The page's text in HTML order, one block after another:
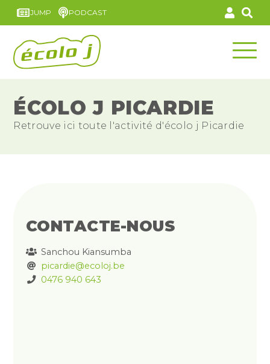
JUMP PODCAST
ÉCOLO J PICARDIE
Retrouve ici toute l'activité d'écolo j Picardie
CONTACTE-NOUS
Sanchou Kiansumba
picardie@ecoloj.be
0476 940 643